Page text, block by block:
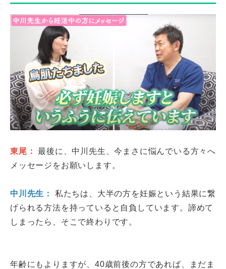
東尾：
最後に、中川先生、今まさに悩んでいる方々へ
メッセージをお願いします。
中川先生：
私たちは、大半の方を妊娠という結果に繋
げられる方法を持っていると自負しています。諦めて
しまったら、そこで終わりです。
年齢にもよりますが、40歳前後の方であれば、まだま